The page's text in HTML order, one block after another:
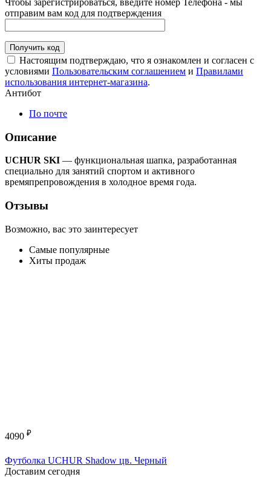
отправим вам код для подтверждения
Получить код
Настоящим подтверждаю, что я ознакомлен и согласен с
условиями Пользовательским соглашением и Правилами
использования интернет-магазина.
Антибот
По почте
Описание
UCHUR SKI — функциональная шапка, разработанная
специально для занятий спортом и активного
времяпрепровождения в холодное время года.
Отзывы
Возможно, вас это заинтересует
Самые популярные
Хиты продаж
4090 ₽
Футболка UCHUR Shadow цв. Черный
Доставим сегодня